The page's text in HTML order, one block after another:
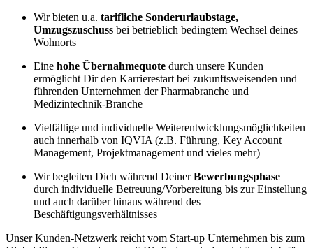
Wir bieten u.a. tarifliche Sonderurlaubstage,
Umzugszuschuss bei betrieblich bedingtem Wechsel deines
Wohnorts
Eine hohe Übernahmequote durch unsere Kunden
ermöglicht Dir den Karrierestart bei zukunftsweisenden und
führenden Unternehmen der Pharmabranche und
Medizintechnik-Branche
Vielfältige und individuelle Weiterentwicklungsmöglichkeiten
auch innerhalb von IQVIA (z.B. Führung, Key Account
Management, Projektmanagement und vieles mehr)
Wir begleiten Dich während DeinerBewerbungsphase
durch individuelle Betreuung/Vorbereitung bis zur Einstellung
und auch darüber hinaus während des
Beschäftigungsverhältnisses
Unser Kunden-Netzwerk reicht vom Start-up Unternehmen bis zum